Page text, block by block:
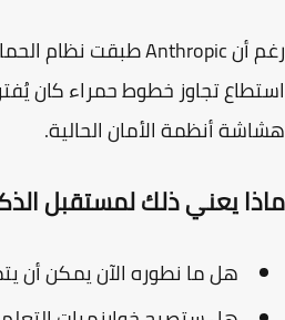
تجاوز خطوط حمراء كان يُفترض
أنظمة الأمان الحالية.
يعني ذلك لمستقبل
هل ما نطوره الآن يمكن أن